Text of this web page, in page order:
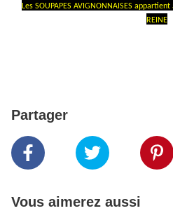
Les SOUPAPES AVIGNONNAISES
REINE
Partager
Vous aimerez aussi